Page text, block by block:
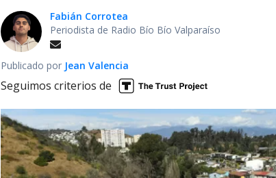
Fabián Corrotea
Periodista de Radio Bío Bío Valparaíso
Publicado por Jean Valencia
Seguimos criterios de